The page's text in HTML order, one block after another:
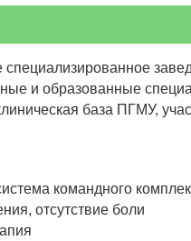
и образованные
база ПГМУ,
командного
отсутствие боли